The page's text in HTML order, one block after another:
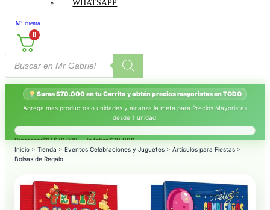
WHATSAPP
Mi cuenta
0
Búsqueda
productos
Suma $70.000 en tu Carrito y obtén precios mayoristas en TODO
Agrega mas productos o unidades y alcanza la meta para Precios Mayoristas
desde 1 unidad.
Progreso:$0/ $70.000 — Te faltan$70.000.
Inicio > Tienda > Eventos Celebraciones y Juguetes > Artículos para Fiestas >
Bolsas de Regalo